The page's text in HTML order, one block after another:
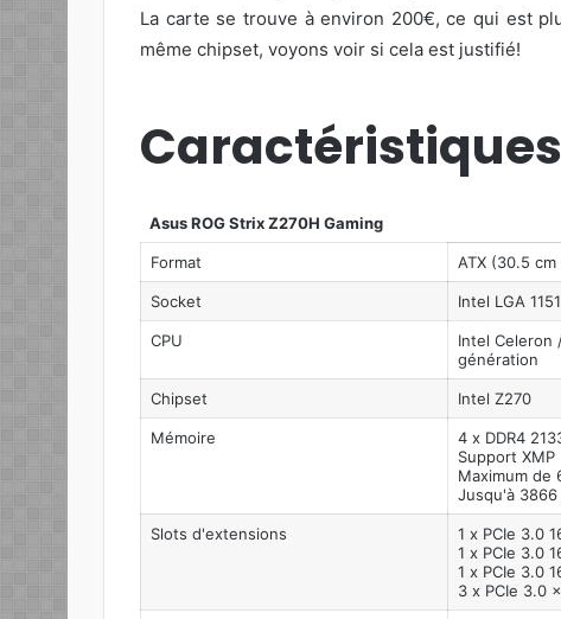
La carte se trouve à environ 200€, ce qui est
même chipset, voyons voir si cela est justifié!
Caractéristiques
Asus ROG Strix Z270H Gaming
Format ATX (30.5
Socket Intel LGA 1151
CPU
Intel Celeron
génération
Chipset Intel Z270
Mémoire
4 x DDR4
Support XMP
Maximum de
Jusqu'à 3866
Slots d'extensions
1 x PCIe 3.0
1 x PCIe 3.0
1 x PCIe 3.0
3 x PCIe 3.0